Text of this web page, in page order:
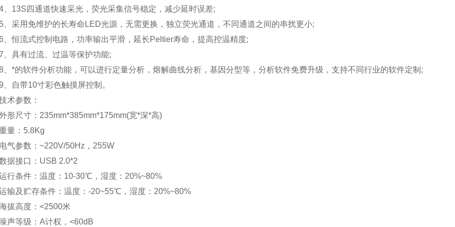
四通道快速采光，荧光采集信号稳定，减少延时误差;
用免维护的长寿命LED光源，无需更换，独立荧光通道，不同通道之间的串扰更小;
流式控制电路，功率输出平滑，延长Peltier寿命，提高控温精度;
有过流、过温等保护功能;
软件分析功能，可以进行定量分析，熔解曲线分析，基因分型等，分析软件免费升级，支持不同行业的软件定制;
带10寸彩色触摸屏控制。
参数：
寸：235mm*385mm*175mm(宽*深*高)
：5.8Kg
数：~220V/50Hz，255W
接口：USB 2.0*2
件：温度：10-30℃，湿度：20%~80%
贮存条件：温度：-20~55℃，湿度：20%~80%
高度：<2500米
等级：A计权，<60dB